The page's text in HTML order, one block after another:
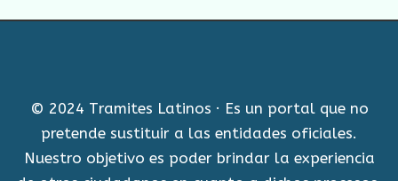
© 2024 Tramites Latinos · Es un portal que no
pretende sustituir a las entidades oficiales.
Nuestro objetivo es poder brindar la experiencia